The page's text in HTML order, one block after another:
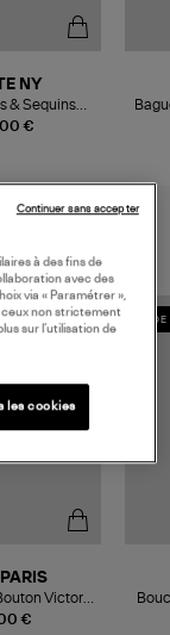
€
NY
& Sequins
Diamants
€
Victoria
(vendue à
à des fins de
avec des
via « Paramétrer »,
ceux non strictement
sur l’utilisation de
les cookies
Continuer sans accepter